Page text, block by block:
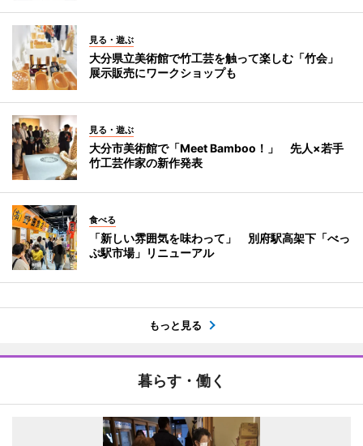
見る・遊ぶ
大分県立美術館で竹工芸を触って楽しむ「竹会」
展示販売にワークショップも
見る・遊ぶ
大分市美術館で「Meet Bamboo！」 先人×若手
竹工芸作家の新作発表
食べる
「新しい雰囲気を味わって」 別府駅高架下「べっ
ぷ駅市場」リニューアル
もっと見る
暮らす・働く